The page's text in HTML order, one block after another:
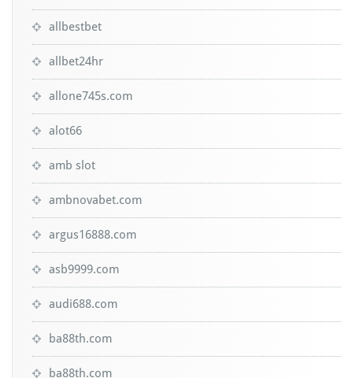
allbestbet
allbet24hr
allone745s.com
alot66
amb slot
ambnovabet.com
argus16888.com
asb9999.com
audi688.com
ba88th.com
ba88th.com